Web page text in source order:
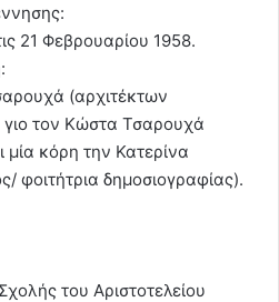
21 Φεβρουαρίου 1958.
(αρχιτέκτων
γιο τον Κώστα Τσαρουχά
μία κόρη την Κατερίνα
φοιτήτρια δημοσιογραφίας).
του Αριστοτελείου